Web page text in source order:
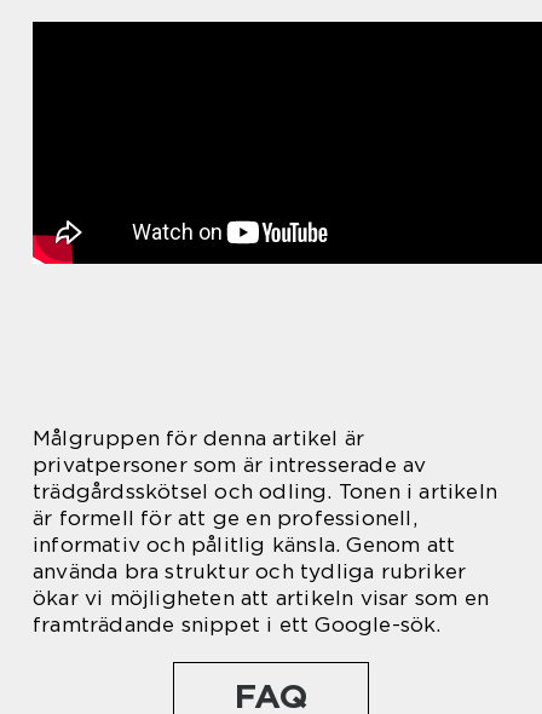
Målgruppen för denna artikel är
privatpersoner som är intresserade av
trädgårdsskötsel och odling. Tonen i artikeln
är formell för att ge en professionell,
informativ och pålitlig känsla. Genom att
använda bra struktur och tydliga rubriker
ökar vi möjligheten att artikeln visar som en
framträdande snippet i ett Google-sök.
FAQ